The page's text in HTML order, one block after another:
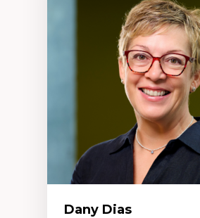
Théories du développement
Économie politique comparée
Élites économiques
Sociologie économique
Extractivisme
Classes sociales
Mouvements sociaux
Théories de l’État
Dany Dias